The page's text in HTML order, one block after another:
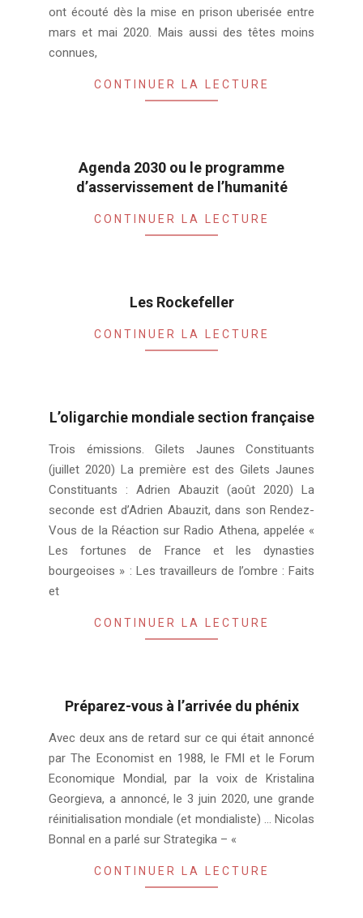
ont écouté dès la mise en prison uberisée entre
mars et mai 2020. Mais aussi des têtes moins
connues,
CONTINUER LA LECTURE
Agenda 2030 ou le programme
d’asservissement de l’humanité
CONTINUER LA LECTURE
Les Rockefeller
CONTINUER LA LECTURE
L’oligarchie mondiale section française
08-
04
Trois émissions. Gilets Jaunes Constituants
(juillet 2020) La première est des Gilets Jaunes
Constituants : Adrien Abauzit (août 2020) La
seconde est d’Adrien Abauzit, dans son Rendez-
Vous de la Réaction sur Radio Athena, appelée «
Les fortunes de France et les dynasties
bourgeoises » : Les travailleurs de l’ombre : Faits
et
CONTINUER LA LECTURE
Préparez-vous à l’arrivée du phénix
06-
11
Avec deux ans de retard sur ce qui était annoncé
par The Economist en 1988, le FMI et le Forum
Economique Mondial, par la voix de Kristalina
Georgieva, a annoncé, le 3 juin 2020, une grande
réinitialisation mondiale (et mondialiste) … Nicolas
Bonnal en a parlé sur Strategika – «
CONTINUER LA LECTURE